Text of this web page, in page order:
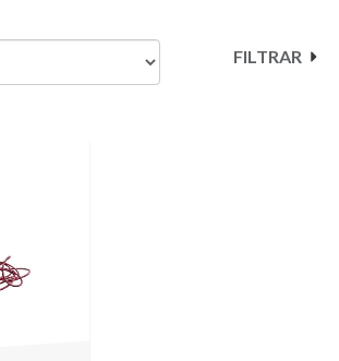
FILTRAR